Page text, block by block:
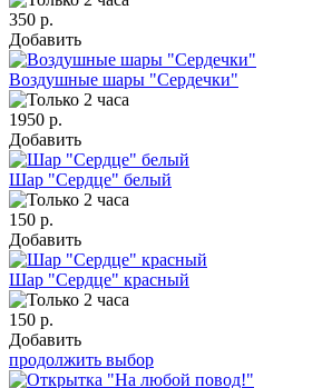
350 р.
Добавить
Воздушные шары "Сердечки"
1950 р.
Добавить
Шар "Сердце" белый
150 р.
Добавить
Шар "Сердце" красный
150 р.
Добавить
продолжить выбор